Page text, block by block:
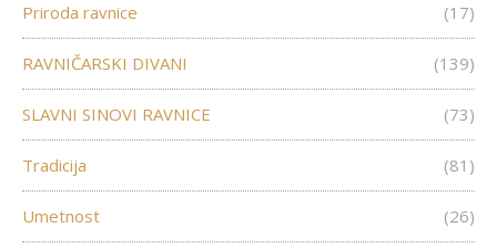
Priroda ravnice (17)
RAVNIČARSKI DIVANI (139)
SLAVNI SINOVI RAVNICE (73)
Tradicija (81)
Umetnost (26)